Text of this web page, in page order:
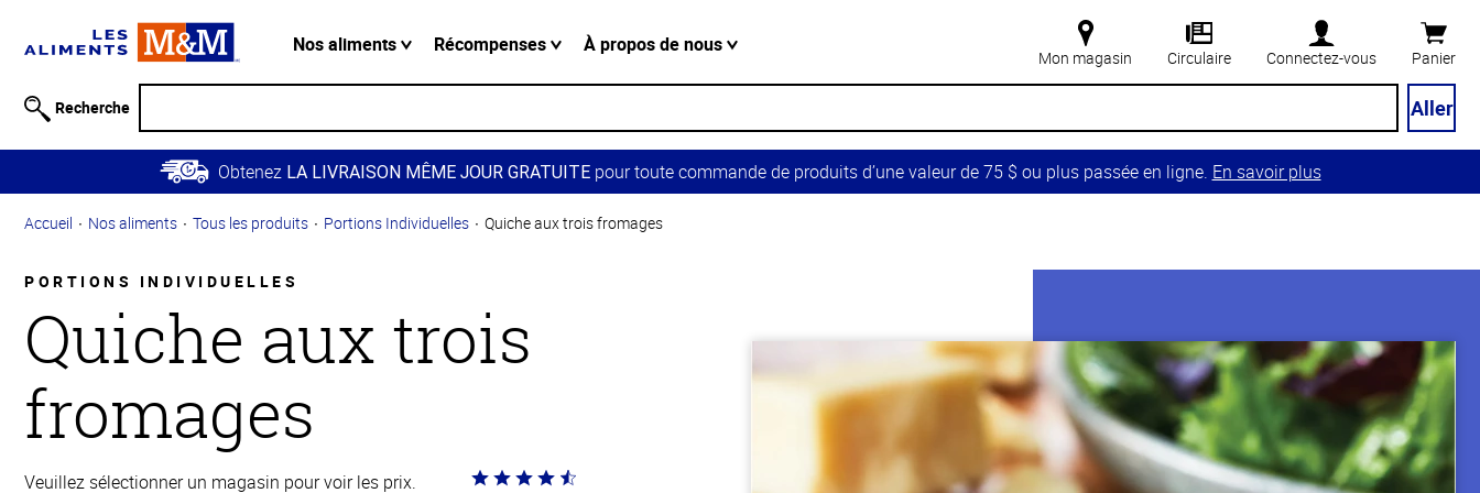
relative à
Passer
contenu
Retour à
principale
Nos aliments Récompenses À propos de nous
Mon magasin Circulaire Connectez-vous Panier
Recherche Aller
Obtenez LA LIVRAISON MÊME JOUR GRATUITEpour toute commande de produits d’une valeur de 75 $ ou plus passée en ligne. En savoir plus
Accueil Nos aliments Tous les produits Portions Individuelles Quiche aux trois fromages
PORTIONS INDIVIDUELLES
Quiche aux trois
fromages
Veuillez sélectionner un magasin pour voir les prix.
Coté